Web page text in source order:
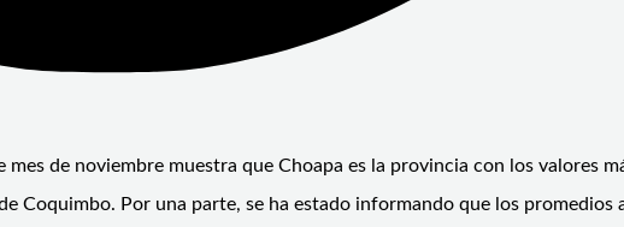
de noviembre muestra que Choapa es la provincia con los valores
Coquimbo. Por una parte, se ha estado informando que los promedios